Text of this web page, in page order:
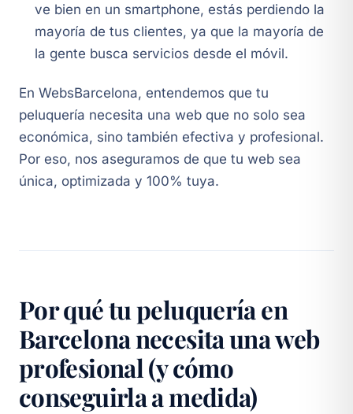
ve bien en un smartphone, estás perdiendo la
mayoría de tus clientes, ya que la mayoría de
la gente busca servicios desde el móvil.
En WebsBarcelona, entendemos que tu
peluquería necesita una web que no solo sea
económica, sino también efectiva y profesional.
Por eso, nos aseguramos de que tu web sea
única, optimizada y 100% tuya.
Por qué tu peluquería en
Barcelona necesita una web
profesional (y cómo
conseguirla a medida)